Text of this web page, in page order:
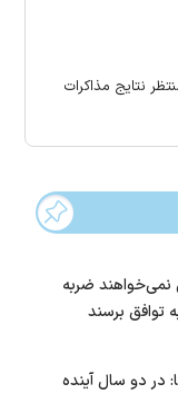
نتایج مذاکرات
نمی‌خواهند ضربه
توافق برسند
در دو سال آینده